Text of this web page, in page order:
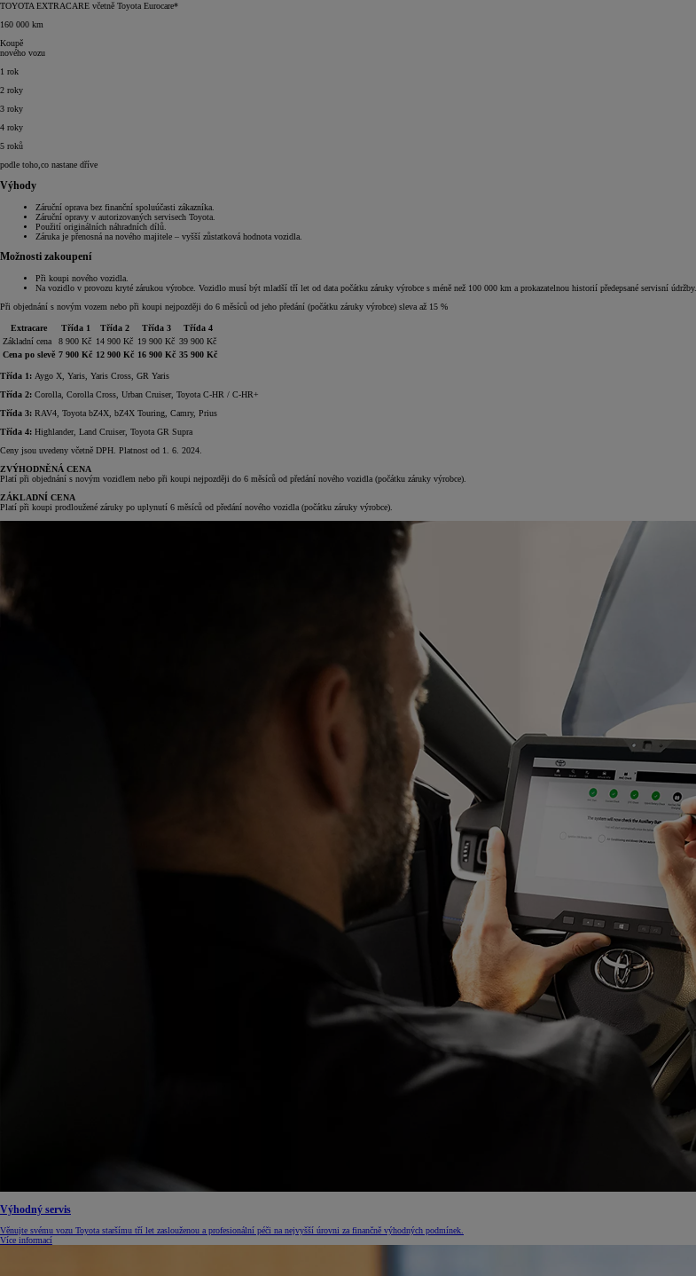
TOYOTA EXTRACARE včetně Toyota Eurocare*
160 000 km
Koupě
nového vozu
1 rok
2 roky
3 roky
4 roky
5 roků
podle toho,co nastane dříve
Výhody
Záruční oprava bez finanční spoluúčasti zákazníka.
Záruční opravy v autorizovaných servisech Toyota.
Použití originálních náhradních dílů.
Záruka je přenosná na nového majitele – vyšší zůstatková hodnota vozidla.
Možnosti zakoupení
Při koupi nového vozidla.
Na vozidlo v provozu kryté zárukou výrobce. Vozidlo musí být mladší tří let od data počátku záruky výrobce s méně než 100 000 km a prokazatelnou historií předepsané servisní údržby.
Při objednání s novým vozem nebo při koupi nejpozději do 6 měsíců od jeho předání (počátku záruky výrobce) sleva až 15 %
Extracare Třída 1 Třída 2 Třída 3
Třída 4
Základní cena
8 900 Kč 14 900 Kč 19 900 Kč 39 900 Kč
Cena po slevě 7 900 Kč 12 900 Kč 16 900 Kč 35 900 Kč
Třída 1: Aygo X, Yaris, Yaris Cross, GR Yaris
Třída 2: Corolla, Corolla Cross, Urban Cruiser, Toyota C-HR / C-HR+
Třída 3: RAV4, Toyota bZ4X, bZ4X Touring, Camry, Prius
Třída 4: Highlander, Land Cruiser, Toyota GR Supra
Ceny jsou uvedeny včetně DPH. Platnost od 1. 6. 2024.
ZVÝHODNĚNÁ CENA
Platí při objednání s novým vozidlem nebo při koupi nejpozději do 6 měsíců od předání nového vozidla (počátku záruky výrobce).
ZÁKLADNÍ CENA
Platí při koupi prodloužené záruky po uplynutí 6 měsíců od předání nového vozidla (počátku záruky výrobce).
Výhodný servis
Věnujte svému vozu Toyota staršímu tří let zaslouženou a profesionální péči na nejvyšší úrovni za finančně výhodných podmínek.
Více informací